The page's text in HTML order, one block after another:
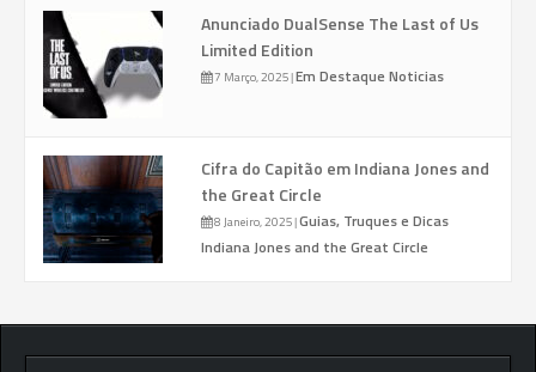
Anunciado DualSense The Last of Us
Limited Edition
7 Março, 2025|Em Destaque Noticias
Cifra do Capitão em Indiana Jones and
the Great Circle
8 Janeiro, 2025|Guias, Truques e Dicas
Indiana Jones and the Great Circle